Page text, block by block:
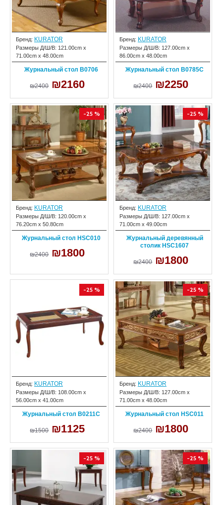
Бренд: KURATOR
Размеры Д/Ш/В: 121.00cm x
71.00cm x 48.00cm
Журнальный стол B0706
₪2400 ₪2160
Бренд: KURATOR
Размеры Д/Ш/В: 127.00cm x
86.00cm x 48.00cm
Журнальный стол B0785C
₪2400 ₪2250
-25 %
Бренд: KURATOR
Размеры Д/Ш/В: 120.00cm x
76.20cm x 50.80cm
Журнальный стол HSC010
₪2400 ₪1800
-25 %
Бренд: KURATOR
Размеры Д/Ш/В: 127.00cm x
71.00cm x 49.00cm
Журнальный деревянный
столик HSC1607
₪2400 ₪1800
-25 %
Бренд: KURATOR
Размеры Д/Ш/В: 108.00cm x
56.00cm x 41.00cm
Журнальный стол B0211C
₪1500 ₪1125
-25 %
Бренд: KURATOR
Размеры Д/Ш/В: 127.00cm x
71.00cm x 48.00cm
Журнальный стол HSC011
₪2400 ₪1800
-25 % -25 %